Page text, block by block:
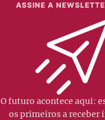
ASSINE A
O futuro acontece aqui:
os primeiros a receber